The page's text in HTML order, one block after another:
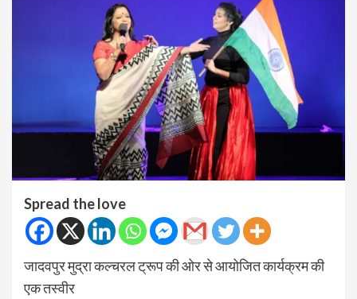
Spread the love
जादवपुर मुद्रा कल्चरल ट्रूप की ओर से आयोजित कार्यक्रम की
एक तस्वीर